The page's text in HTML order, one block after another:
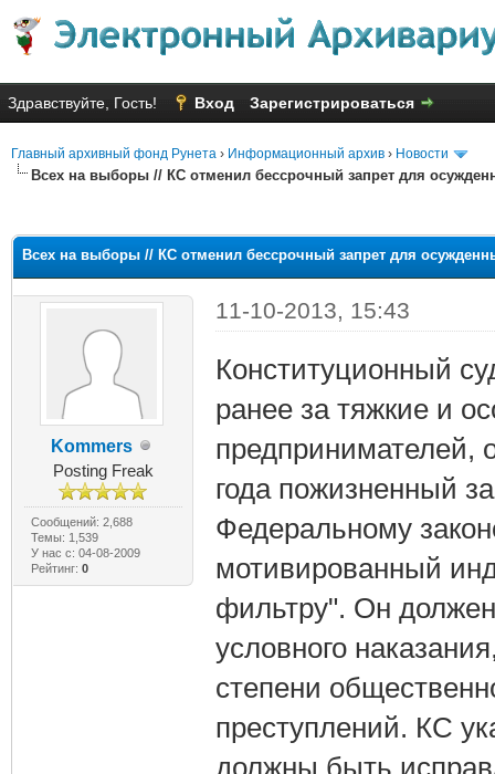
Здравствуйте, Гость! Вход Зарегистрироваться
Главный архивный фонд Рунета › Информационный архив › Новости
Всех на выборы // КС отменил бессрочный запрет для
Всех на выборы // КС отменил бессрочный запрет для
Kommers
Posting Freak
Сообщений: 2,688
Темы: 1,539
У нас с: 04-08-2009
Рейтинг: 0
11-10-2013, 15:43
Конституционный
ранее за тяжкие и
предпринимателей,
года пожизненный
Федеральному
мотивированный
фильтру". Он
условного
степени
преступлений. КС
должны быть